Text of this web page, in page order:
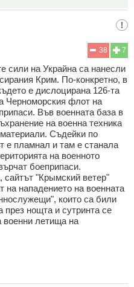
7
38
сили на Украйна са нанесли
Крим. По-конкретно, в
е дислоцирана 126-та
Черноморския флот на
Във военната база в
на военна техника
Съдейки по
е пламнал и там е станала
на военното
боеприпаси.
сайтът "Крымский ветер"
нападението на военната
които са били
нощта и сутринта се
военни летища на